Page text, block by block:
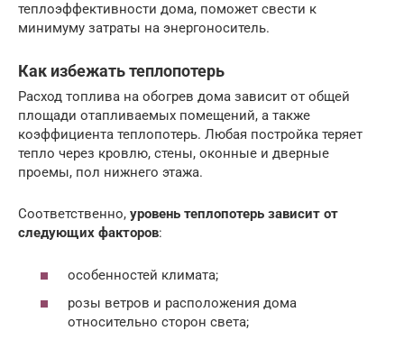
теплоэффективности дома, поможет свести к
минимуму затраты на энергоноситель.
Как избежать теплопотерь
Расход топлива на обогрев дома зависит от общей
площади отапливаемых помещений, а также
коэффициента теплопотерь. Любая постройка теряет
тепло через кровлю, стены, оконные и дверные
проемы, пол нижнего этажа.
Соответственно, уровень теплопотерь зависит от
следующих факторов:
особенностей климата;
розы ветров и расположения дома
относительно сторон света;